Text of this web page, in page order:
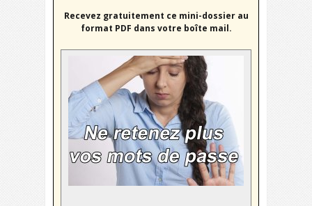
Recevez gratuitement ce mini-dossier au
format PDF dans votre boîte mail.